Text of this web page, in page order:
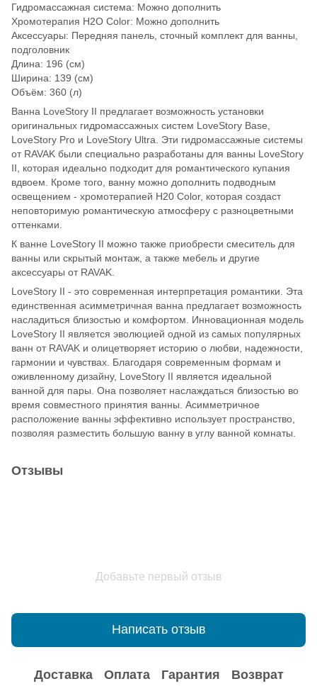
Гидромассажная система: Можно дополнить
Хромотерапия H2O Color: Можно дополнить
Аксессуары: Передняя панель, сточный комплект для ванны,
подголовник
Длина: 196 (см)
Ширина: 139 (см)
Объём: 360 (л)
Ванна LoveStory II предлагает возможность установки
оригинальных гидромассажных систем LoveStory Base,
LoveStory Pro и LoveStory Ultra. Эти гидромассажные системы
от RAVAK были специально разработаны для ванны LoveStory
II, которая идеально подходит для романтического купания
вдвоем. Кроме того, ванну можно дополнить подводным
освещением - хромотерапией H20 Color, которая создаст
неповторимую романтическую атмосферу с разноцветными
оттенками.
К ванне LoveStory II можно также приобрести смеситель для
ванны или скрытый монтаж, а также мебель и другие
аксессуары от RAVAK.
LoveStory II - это современная интерпретация романтики. Эта
единственная асимметричная ванна предлагает возможность
насладиться близостью и комфортом. Инновационная модель
LoveStory II является эволюцией одной из самых популярных
ванн от RAVAK и олицетворяет историю о любви, надежности,
гармонии и чувствах. Благодаря современным формам и
оживленному дизайну, LoveStory II является идеальной
ванной для пары. Она позволяет наслаждаться близостью во
время совместного принятия ванны. Асимметричное
расположение ванны эффективно использует пространство,
позволяя разместить большую ванну в углу ванной комнаты.
Отзывы
Добавьте первый отзыв
Написать отзыв
Доставка Оплата Гарантия Возврат